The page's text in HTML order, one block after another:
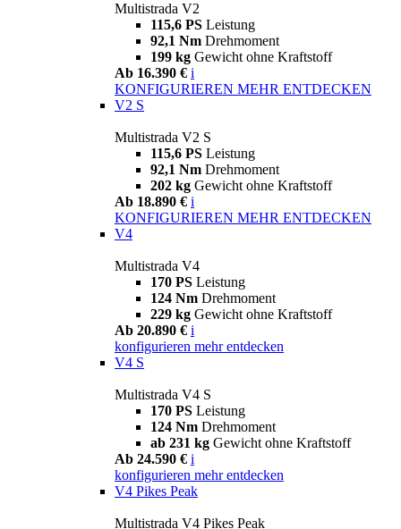
Multistrada V2
115,6 PS Leistung
92,1 Nm Drehmoment
199 kg Gewicht ohne Kraftstoff
Ab 16.390 € i
KONFIGURIEREN MEHR ENTDECKEN
V2 S
Multistrada V2 S
115,6 PS Leistung
92,1 Nm Drehmoment
202 kg Gewicht ohne Kraftstoff
Ab 18.890 € i
KONFIGURIEREN MEHR ENTDECKEN
V4
Multistrada V4
170 PS Leistung
124 Nm Drehmoment
229 kg Gewicht ohne Kraftstoff
Ab 20.890 € i
konfigurieren mehr entdecken
V4 S
Multistrada V4 S
170 PS Leistung
124 Nm Drehmoment
ab 231 kg Gewicht ohne Kraftstoff
Ab 24.590 € i
konfigurieren mehr entdecken
V4 Pikes Peak
Multistrada V4 Pikes Peak